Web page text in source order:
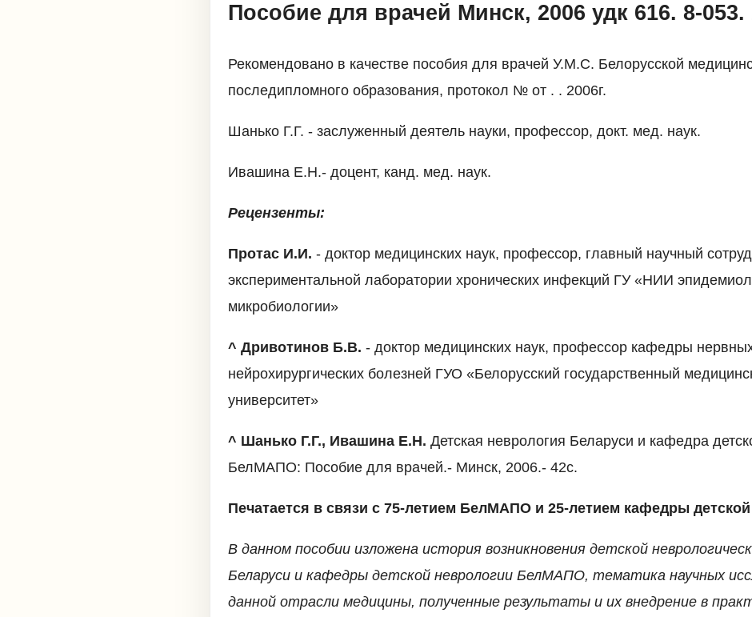
Пособие для врачей Минск, 2006 удк 616. 8-053.
Рекомендовано в качестве пособия для врачей У.М.С. Белорусской
последипломного образования, протокол № от . . 2006г.
Шанько Г.Г. - заслуженный деятель науки, профессор, докт. мед. наук.
Ивашина Е.Н.- доцент, канд. мед. наук.
Рецензенты:
Протас И.И. - доктор медицинских наук, профессор, главный научный
экспериментальной лаборатории хронических инфекций ГУ «НИИ
микробиологии»
^ Дривотинов Б.В. - доктор медицинских наук, профессор кафедры
нейрохирургических болезней ГУО «Белорусский государственный
университет»
^ Шанько Г.Г., Ивашина Е.Н. Детская неврология Беларуси и кафедра
БелМАПО: Пособие для врачей.- Минск, 2006.- 42с.
Печатается в связи с 75-летием БелМАПО и 25-летием кафедры
В данном пособии изложена история возникновения детской
Беларуси и кафедры детской неврологии БелМАПО, тематика научных
данной отрасли медицины, полученные результаты и их внедрение в